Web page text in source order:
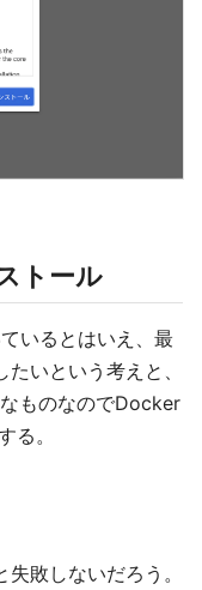
トール
いるとはいえ、最
いという考えと、
ものなのでDocker
る。
敗しないだろう。